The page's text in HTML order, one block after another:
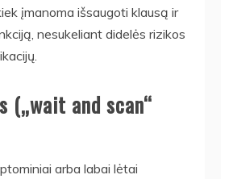
įmanoma išsaugoti klausą ir
nesukeliant didelės rizikos
(„wait and scan“
arba labai lėtai